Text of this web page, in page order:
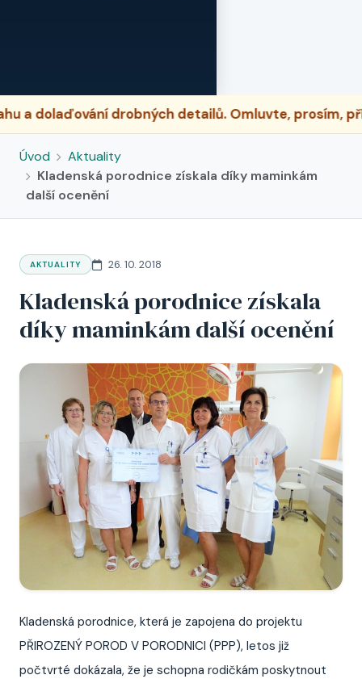
drobných detailů. Omluvte, prosím, případné
Úvod
Aktuality
Kladenská porodnice získala díky maminkám
další ocenění
AKTUALITY 26. 10. 2018
Kladenská porodnice získala
díky maminkám další ocenění
Kladenská porodnice, která je zapojena do projektu
PŘIROZENÝ POROD V PORODNICI (PPP), letos již
počtvrté dokázala, že je schopna rodičkám poskytnout